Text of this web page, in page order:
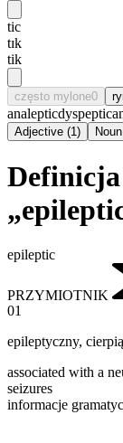
tic
tɪk
tik
często mylone0
analepticdyspeptic
Adjective (1) Noun
Definicja
epileptic
PRZYMIOTNIK
01
epileptyczny,
associated with a
seizures
informacje